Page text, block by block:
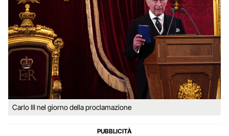
Carlo III nel giorno della proclamazione